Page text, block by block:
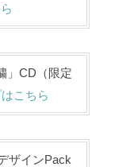
」CD（限定
こちら
ザインPack